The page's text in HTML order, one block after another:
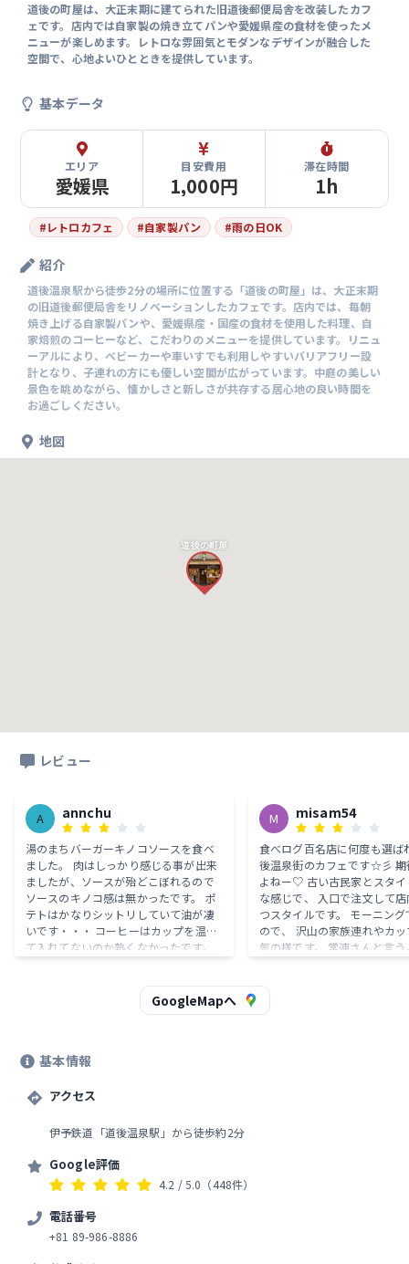
道後の町屋は、大正末期に建てられた旧道後郵便局舎を改装したカフ
ェです。店内では自家製の焼き立てパンや愛媛県産の食材を使ったメ
ニューが楽しめます。レトロな雰囲気とモダンなデザインが融合した
空間で、心地よいひとときを提供しています。
基本データ
エリア
愛媛県
目安費用
1,000円
滞在時間
1h
#レトロカフェ #自家製パン #雨の日OK
紹介
道後温泉駅から徒歩2分の場所に位置する「道後の町屋」は、大正末期
の旧道後郵便局舎をリノベーションしたカフェです。店内では、毎朝
焼き上げる自家製パンや、愛媛県産・国産の食材を使用した料理、自
家焙煎のコーヒーなど、こだわりのメニューを提供しています。リニュ
ーアルにより、ベビーカーや車いすでも利用しやすいバリアフリー設
計となり、子連れの方にも優しい空間が広がっています。中庭の美しい
景色を眺めながら、懐かしさと新しさが共存する居心地の良い時間を
お過ごしください。
地図
道後の町屋
レビュー
A annchu
湯のまちバーガーキノコソースを食べ
ました。 肉はしっかり感じる事が出来
ましたが、ソースが殆どこぼれるので
ソースのキノコ感は無かったです。 ポ
テトはかなりシットリしていて油が凄
いです・・・ コーヒーはカップを温め
て入れてないのか熱くなかったです。
は少し高めの設定です。
M misam54
食べログ百名店に何度も選ば
後温泉街のカフェです☆彡 期待します
よねー♡ 古い古民家とスタイリッシュ
な感じで、 入口で注文して
つスタイルです。 モーニングで伺った
ので、 沢山の家族連れやカ
気の様です。 常連さんと言うよりは、
ら、 ベーコンホットサンド
ープ、サラダ、ドリンク付きで
GoogleMapへ
基本情報
アクセス
伊予鉄道「道後温泉駅」から徒歩約2分
Google評価
4.2 / 5.0 （448件）
電話番号
+81 89-986-8886